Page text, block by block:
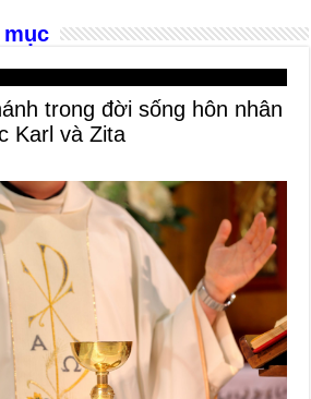
mục
trong đời sống hôn nhân
Karl và Zita